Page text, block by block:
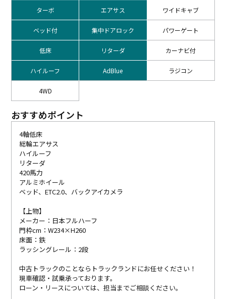
ターボ エアサス ワイドキャブ
ベッド付 集中ドアロック パワーゲート
低床 リターダ カーナビ付
ハイルーフ AdBlue ラジコン
4WD
おすすめポイント
4軸低床
総輪エアサス
ハイルーフ
リターダ
420馬力
アルミホイール
ベッド、ETC2.0、バックアイカメラ
【上物】
メーカー：日本フルハーフ
門枠cm：W234×H260
床面：鉄
ラッシングレール：2段
中古トラックのことならトラックランドにお任せください！
現車確認・試乗承っております。
ローン・リースについては、担当までご相談ください。